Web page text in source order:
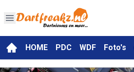
HOME PDC WDF Foto's